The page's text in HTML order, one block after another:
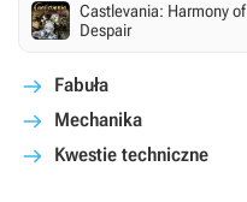
Castlevania: Harmony of
Despair
Fabuła
Mechanika
Kwestie techniczne